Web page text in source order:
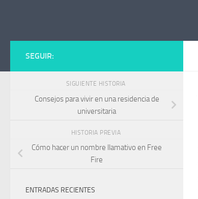
SEGUIR:
SIGUIENTE HISTORIA
Consejos para vivir en una residencia de
universitaria
HISTORIA PREVIA
Cómo hacer un nombre llamativo en Free
Fire
ENTRADAS RECIENTES